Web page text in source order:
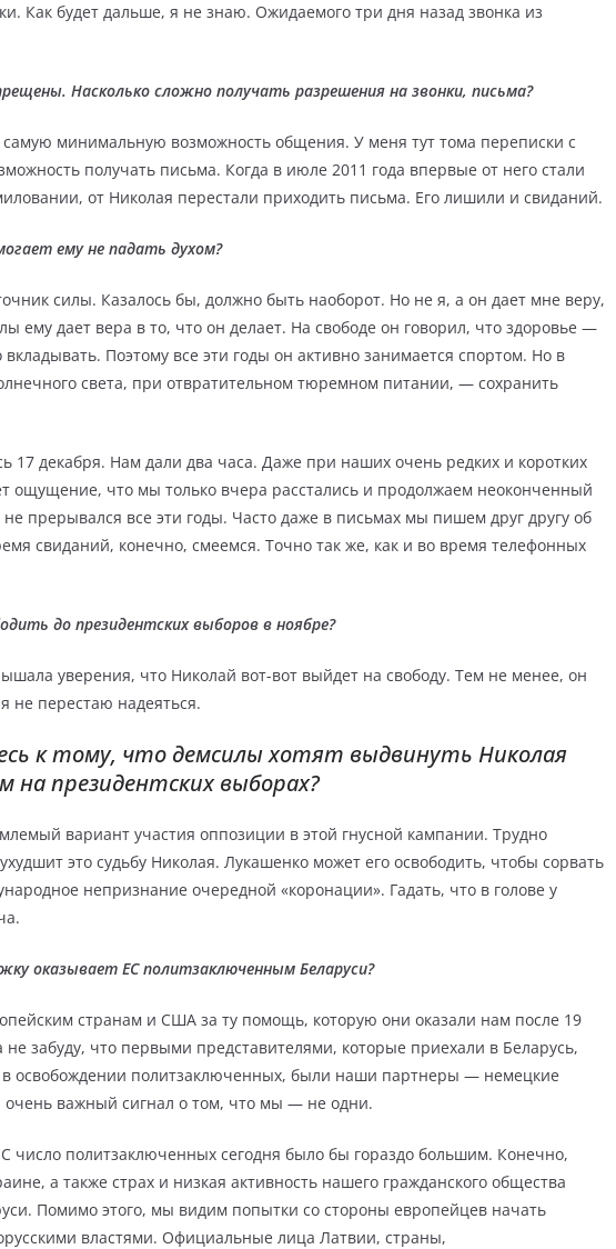
Как будет дальше, я не знаю. Ожидаемого три дня назад звонка из
Насколько сложно получать разрешения на звонки, письма?
минимальную возможность общения. У меня тут тома переписки с
получать письма. Когда в июле 2011 года впервые от него стали
от Николая перестали приходить письма. Его лишили и свиданий.
ему не падать духом?
силы. Казалось бы, должно быть наоборот. Но не я, а он дает мне веру,
ему дает вера в то, что он делает. На свободе он говорил, что здоровье —
Поэтому все эти годы он активно занимается спортом. Но в
света, при отвратительном тюремном питании, — сохранить
17 декабря. Нам дали два часа. Даже при наших очень редких и коротких
ощущение, что мы только вчера расстались и продолжаем неоконченный
прерывался все эти годы. Часто даже в письмах мы пишем друг другу об
свиданий, конечно, смеемся. Точно так же, как и во время телефонных
до президентских выборов в ноябре?
уверения, что Николай вот-вот выйдет на свободу. Тем не менее, он
не перестаю надеяться.
к тому, что демсилы хотят выдвинуть Николая
на президентских выборах?
вариант участия оппозиции в этой гнусной кампании. Трудно
это судьбу Николая. Лукашенко может его освободить, чтобы сорвать
непризнание очередной «коронации». Гадать, что в голове у
оказывает ЕС политзаключенным Беларуси?
странам и США за ту помощь, которую они оказали нам после 19
не забуду, что первыми представителями, которые приехали в Беларусь,
освобождении политзаключенных, были наши партнеры — немецкие
очень важный сигнал о том, что мы — не одни.
число политзаключенных сегодня было бы гораздо большим. Конечно,
а также страх и низкая активность нашего гражданского общества
Помимо этого, мы видим попытки со стороны европейцев начать
властями. Официальные лица Латвии, страны,